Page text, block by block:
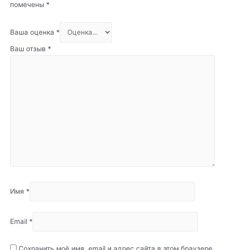
помечены *
Ваша оценка *
Ваш отзыв *
Имя *
Email *
Сохранить моё имя, email и адрес сайта в этом браузере